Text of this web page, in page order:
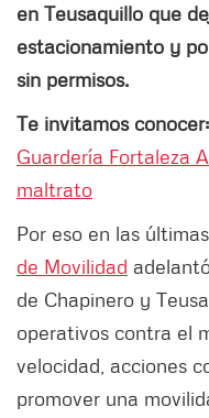
en Teusaquillo que
estacionamiento y
sin permisos.
Te invitamos conocer:
Guardería Fortaleza
maltrato
Por eso en las
de Movilidad
de Chapinero y
operativos contra el
velocidad, acciones
promover una